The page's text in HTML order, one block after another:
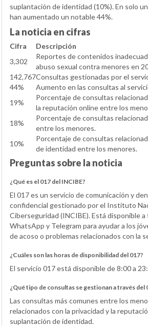
suplantación de identidad (10%). En solo
han aumentado un notable 44%.
La noticia en cifras
Cifra
Descripción
3,302
Reportes de contenidos
abuso sexual contra menores en
142,767Consultas gestionadas por el
44%
Aumento en las consultas al
19%
Porcentaje de consultas
la reputación online entre los
18%
Porcentaje de consultas
entre los menores.
10%
Porcentaje de consultas
de identidad entre los menores.
Preguntas sobre la noticia
¿Qué es el 017 del INCIBE?
El 017 es un servicio de comunicación y
confidencial gestionado por el Instituto
Ciberseguridad (INCIBE). Está disponible
WhatsApp y Telegram para ayudar a los
de acoso o problemas relacionados con la
¿Cuáles son las horas de disponibilidad del 017?
El servicio 017 está disponible de 8:00 a
¿Qué tipo de consultas se gestionan a través del
Las consultas más comunes entre los
relacionados con la privacidad y la
suplantación de identidad.